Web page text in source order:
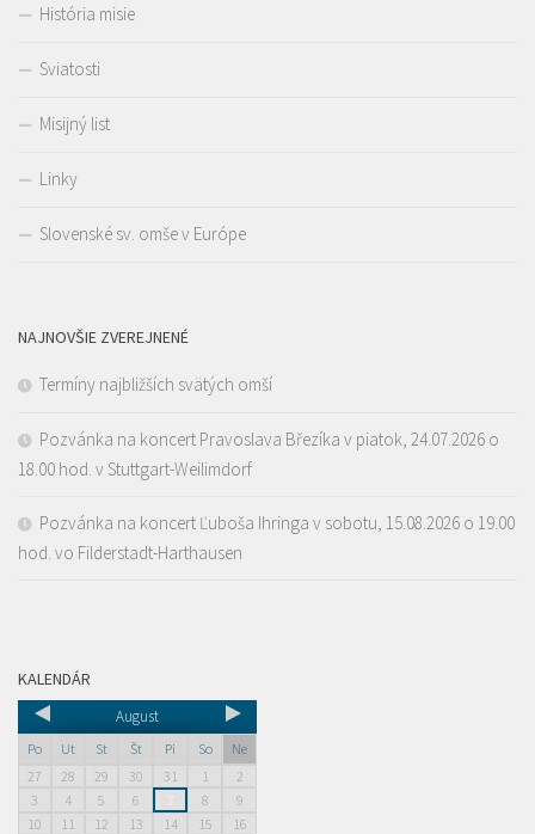
História misie
Sviatosti
Misijný list
Linky
Slovenské sv. omše v Európe
NAJNOVŠIE ZVEREJNENÉ
Termíny najbližších svätých omší
Pozvánka na koncert Pravoslava Březíka v piatok, 24.07.2026 o
18.00 hod. v Stuttgart-Weilimdorf
Pozvánka na koncert Ľuboša Ihringa v sobotu, 15.08.2026 o 19.00
hod. vo Filderstadt-Harthausen
KALENDÁR
August
Po Ut St Št Pi So
Ne
27
28 29 30 31 1
2
3
4 5 6 8
9
10
11 12 13 14 15
16